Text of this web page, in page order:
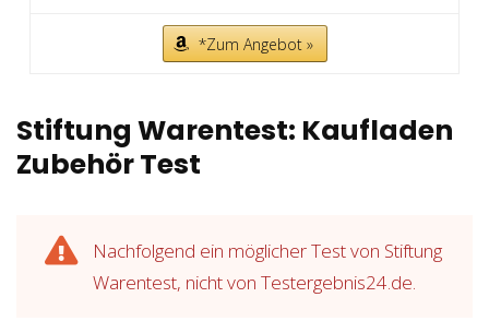
*Zum Angebot »
Stiftung Warentest: Kaufladen
Zubehör Test
Nachfolgend ein möglicher Test von Stiftung
Warentest, nicht von Testergebnis24.de.